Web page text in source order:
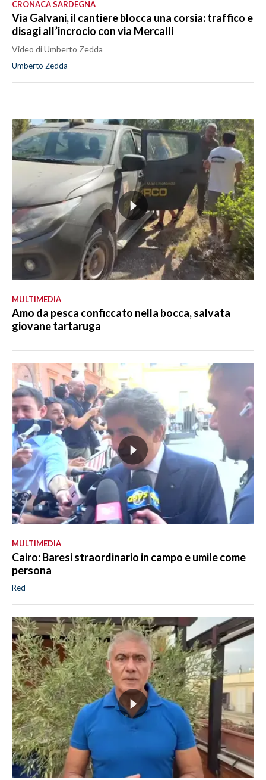
CRONACA SARDEGNA
Via Galvani, il cantiere blocca una corsia: traffico e
disagi all’incrocio con via Mercalli
Video di Umberto Zedda
Umberto Zedda
MULTIMEDIA
Amo da pesca conficcato nella bocca, salvata
giovane tartaruga
MULTIMEDIA
Cairo: Baresi straordinario in campo e umile come
persona
Red